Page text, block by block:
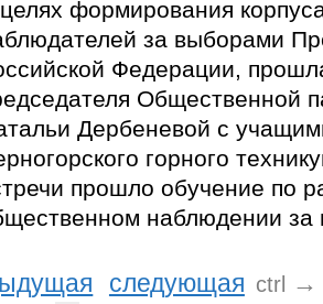
формирования
за выборами
Федерации,
Общественной
Дербеневой с
горного
прошло обучение по
наблюдении за
следующая ctrl
→